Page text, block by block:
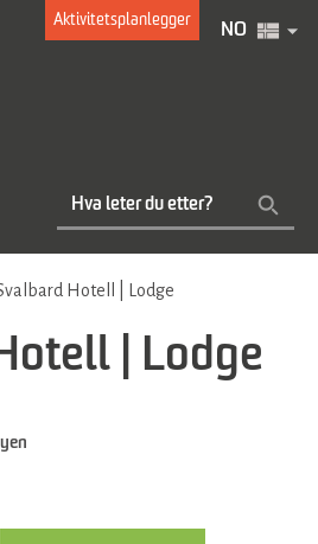
Aktivitetsplanlegger
NO
Hotell | Lodge
| Lodge